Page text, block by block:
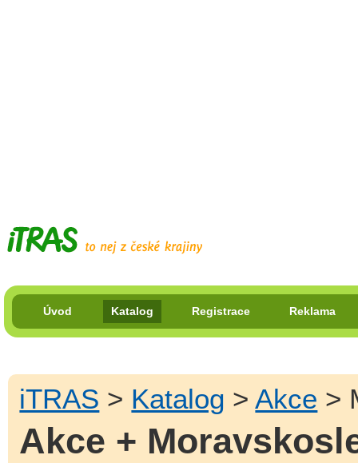
Úvod Katalog Registrace Reklama
iTRAS > Katalog > Akce >
Akce +